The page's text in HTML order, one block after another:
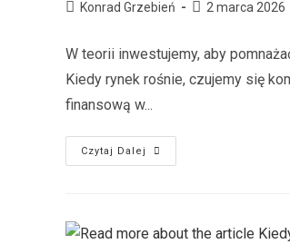
Konrad Grzebień 2 marca 2026
W teorii inwestujemy, aby
Kiedy rynek rośnie, czujemy się
finansową w...
Czytaj Dalej